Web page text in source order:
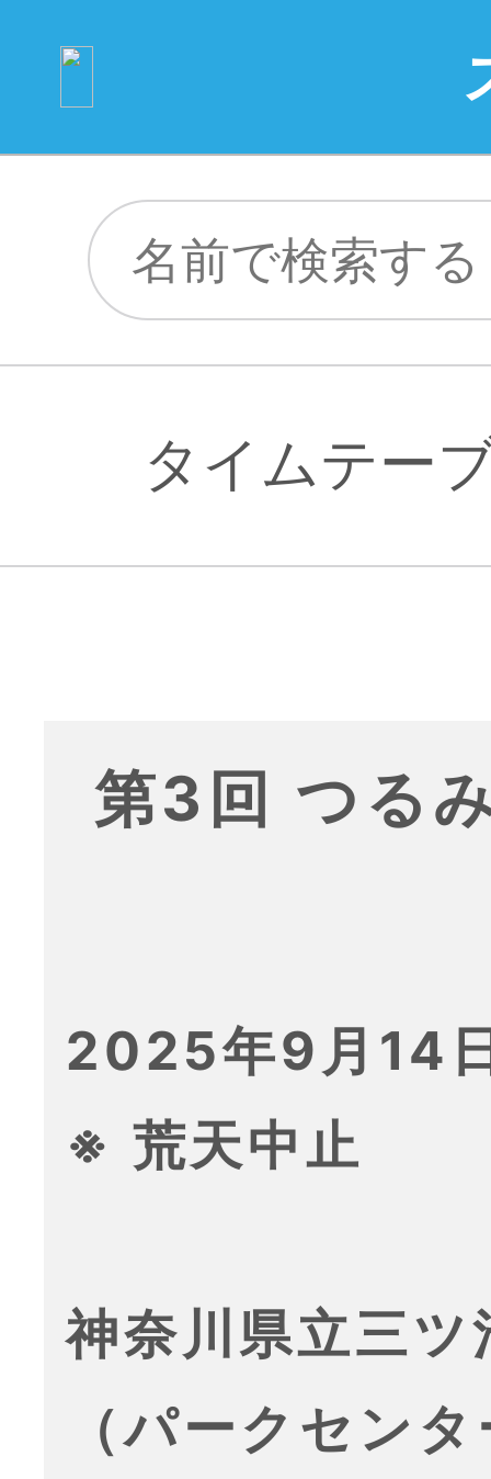
タイムテー
第3回 つる
2025年9月14
※ 荒天中止
神奈川県立三ツ
（パークセン